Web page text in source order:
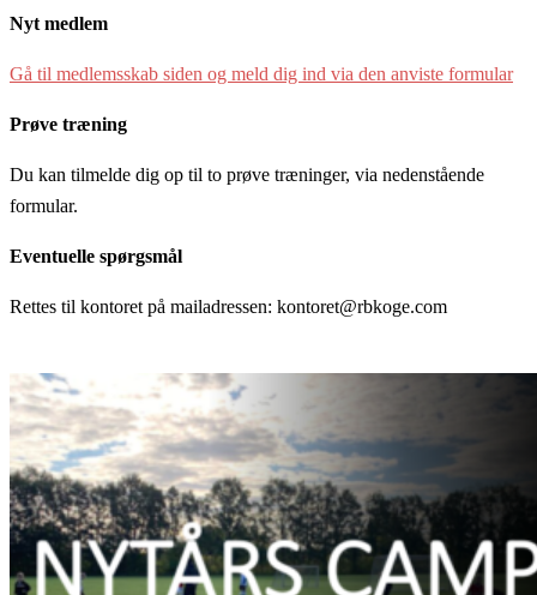
Nyt medlem
Gå til medlemsskab siden og meld dig ind via den anviste formular
Prøve træning
Du kan tilmelde dig op til to prøve træninger, via nedenstående
formular.
Eventuelle spørgsmål
Rettes til kontoret på mailadressen: kontoret@rbkoge.com